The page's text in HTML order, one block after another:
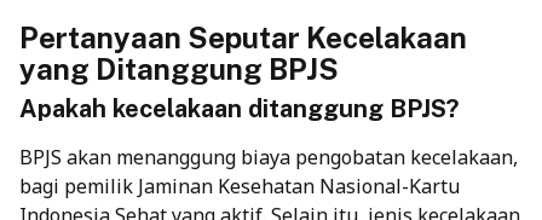
Pertanyaan Seputar Kecelakaan
yang Ditanggung BPJS
Apakah kecelakaan ditanggung BPJS?
BPJS akan menanggung biaya pengobatan kecelakaan,
bagi pemilik Jaminan Kesehatan Nasional-Kartu